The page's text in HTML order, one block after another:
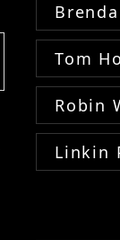
Tom
Robin
Linkin